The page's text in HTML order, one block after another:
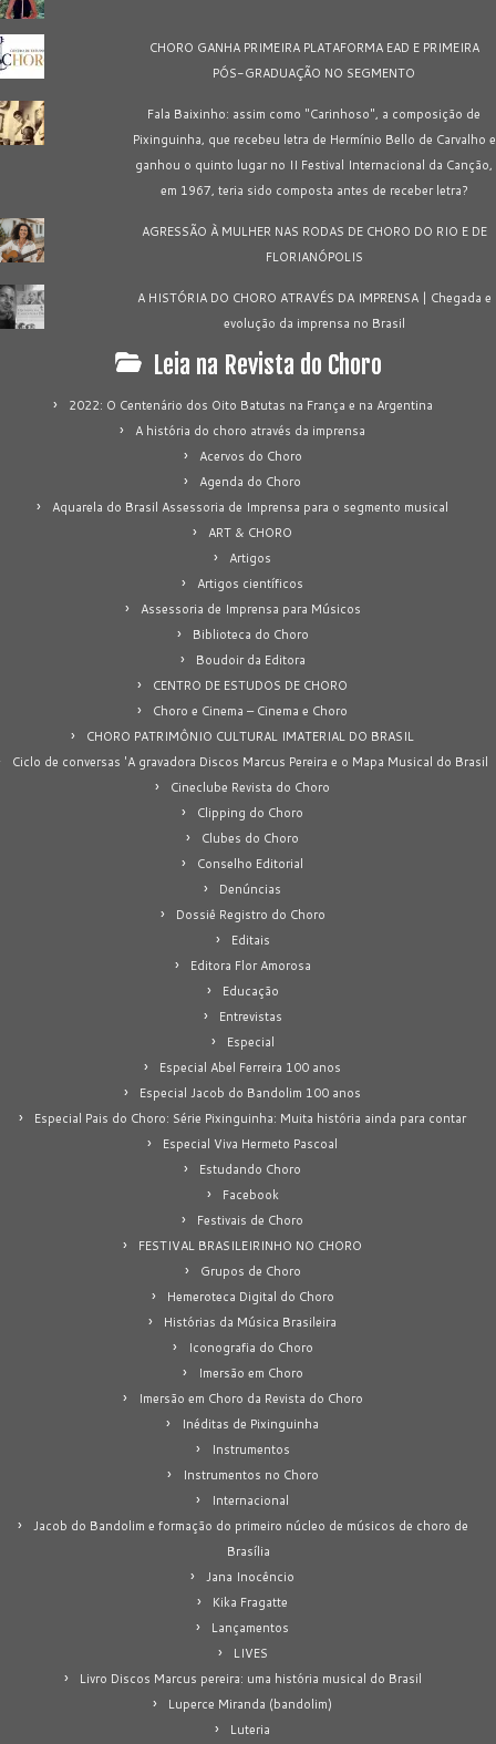
CHORO GANHA PRIMEIRA PLATAFORMA EAD E PRIMEIRA
PÓS-GRADUAÇÃO NO SEGMENTO
Fala Baixinho: assim como "Carinhoso", a composição de
Pixinguinha, que recebeu letra de Hermínio Bello de Carvalho e
ganhou o quinto lugar no II Festival Internacional da Canção,
em 1967, teria sido composta antes de receber letra?
AGRESSÃO À MULHER NAS RODAS DE CHORO DO RIO E DE
FLORIANÓPOLIS
A HISTÓRIA DO CHORO ATRAVÉS DA IMPRENSA | Chegada e
evolução da imprensa no Brasil
Leia na Revista do Choro
2022: O Centenário dos Oito Batutas na França e na Argentina
A história do choro através da imprensa
Acervos do Choro
Agenda do Choro
Aquarela do Brasil Assessoria de Imprensa para o segmento musical
ART & CHORO
Artigos
Artigos científicos
Assessoria de Imprensa para Músicos
Biblioteca do Choro
Boudoir da Editora
CENTRO DE ESTUDOS DE CHORO
Choro e Cinema – Cinema e Choro
CHORO PATRIMÔNIO CULTURAL IMATERIAL DO BRASIL
Ciclo de conversas 'A gravadora Discos Marcus Pereira e o Mapa Musical do Brasil
Cineclube Revista do Choro
Clipping do Choro
Clubes do Choro
Conselho Editorial
Denúncias
Dossiê Registro do Choro
Editais
Editora Flor Amorosa
Educação
Entrevistas
Especial
Especial Abel Ferreira 100 anos
Especial Jacob do Bandolim 100 anos
Especial Pais do Choro: Série Pixinguinha: Muita história ainda para contar
Especial Viva Hermeto Pascoal
Estudando Choro
Facebook
Festivais de Choro
FESTIVAL BRASILEIRINHO NO CHORO
Grupos de Choro
Hemeroteca Digital do Choro
Histórias da Música Brasileira
Iconografia do Choro
Imersão em Choro
Imersão em Choro da Revista do Choro
Inéditas de Pixinguinha
Instrumentos
Instrumentos no Choro
Internacional
Jacob do Bandolim e formação do primeiro núcleo de músicos de choro de
Brasília
Jana Inocêncio
Kika Fragatte
Lançamentos
LIVES
Livro Discos Marcus pereira: uma história musical do Brasil
Luperce Miranda (bandolim)
Luteria